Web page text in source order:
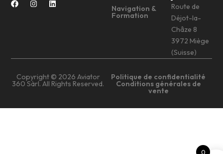
Navigation &
Formation
Route de
Déjot-la-
Châze 8
3972 Miège
(Suisse)
Copyright © 2026 Aviator
360 Sàrl. All Rights Reserved.
Politique de confidentialité
Conditions générales de
vente
0